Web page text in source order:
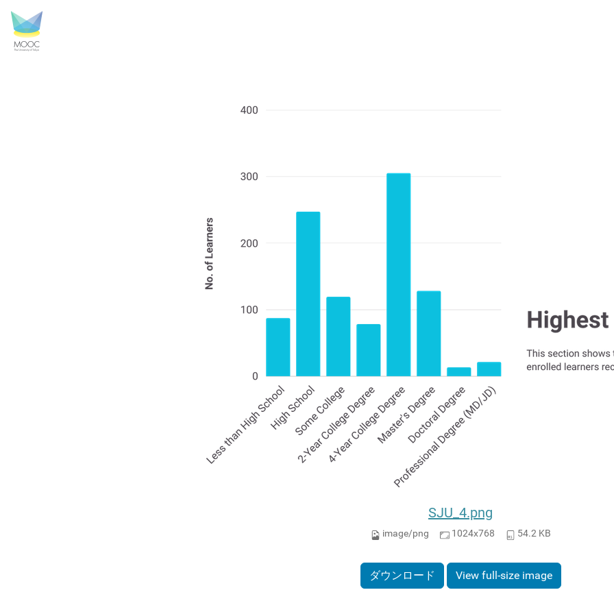
SJU_4.png
image/png 1024x768 54.2 KB
ダウンロード View full-size image